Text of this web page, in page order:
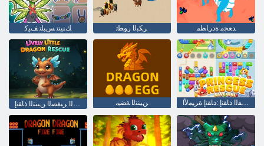
ﻚﻨﻴﻨﺗ ﺲﺒﻠﺗ ﻒﻴﻛ ﺮﻜﺒﻟﺍ ﺭﻮﻄﺗ ﺪﻌﺠﻣ ﺓﺩﺭﺎﻄﻣ
ﻦﻴﻨﺘﻟﺍ ﺔﻀﻴﺑ ﺓﺎﺘﻔﻟﺍ ﺫﺎﻘﻧﺇ :ﺫﺎﻘﻧﺇ ﺓﺮﻴﻣﻷ ﺍ